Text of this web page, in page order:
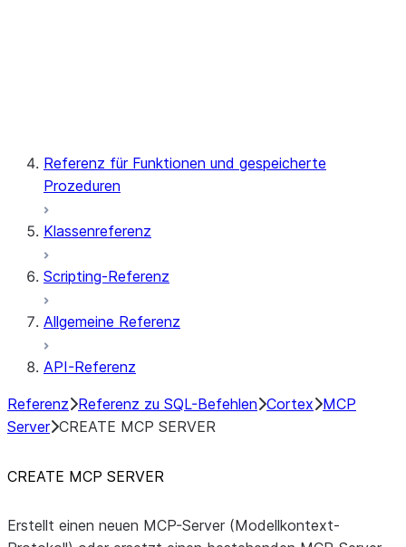
Referenz für Funktionen und gespeicherte
Prozeduren
Klassenreferenz
Scripting-Referenz
Allgemeine Referenz
API-Referenz
Referenz Referenz zu SQL-Befehlen Cortex MCP
Server CREATE MCP SERVER
CREATE MCP SERVER
Erstellt einen neuen MCP-Server (Modellkontext-